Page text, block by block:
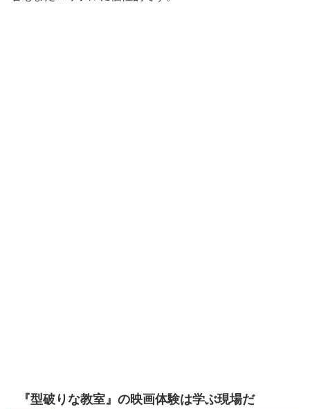
『型破りな教室』の映画体験は学ぶ現場だ